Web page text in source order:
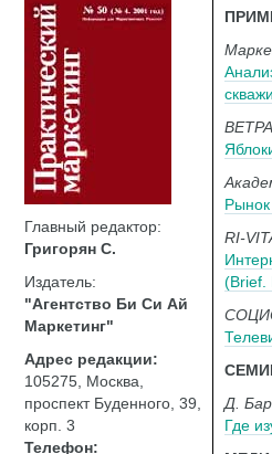
Главный редактор:
Григорян С.
Издатель:
"Агентство Би Си Ай
Маркетинг"
Адрес редакции:
105275, Москва,
проспект Буденного, 39,
корп. 3
Телефон:
RI-
(Brief.
Д.
Где